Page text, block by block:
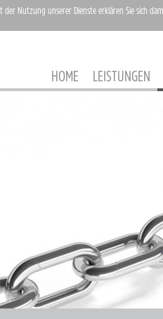
HOME LEISTUNGEN
Nutzung unserer Dienste erklären Sie sich